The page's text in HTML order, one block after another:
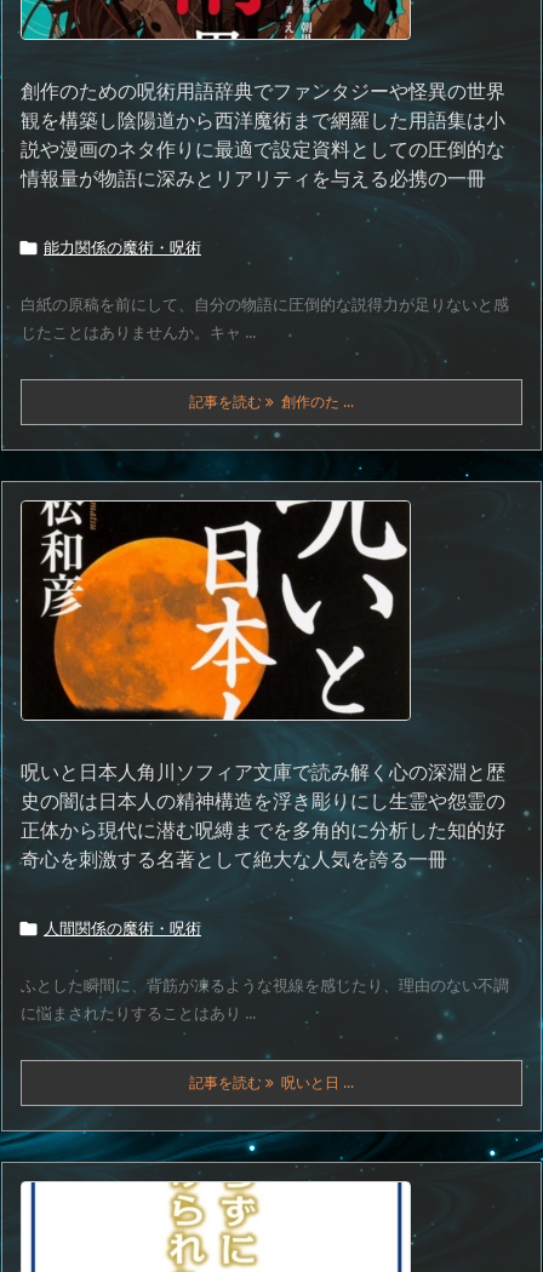
創作のための呪術用語辞典でファンタジーや怪異の世界
観を構築し陰陽道から西洋魔術まで網羅した用語集は小
説や漫画のネタ作りに最適で設定資料としての圧倒的な
情報量が物語に深みとリアリティを与える必携の一冊
 能力関係の魔術・呪術
白紙の原稿を前にして、自分の物語に圧倒的な説得力が足りないと感
じたことはありませんか。キャ ...
記事を読む 創作のた ...
呪いと日本人角川ソフィア文庫で読み解く心の深淵と歴
史の闇は日本人の精神構造を浮き彫りにし生霊や怨霊の
正体から現代に潜む呪縛までを多角的に分析した知的好
奇心を刺激する名著として絶大な人気を誇る一冊
 人間関係の魔術・呪術
ふとした瞬間に、背筋が凍るような視線を感じたり、理由のない不調
に悩まされたりすることはあり ...
記事を読む 呪いと日 ...